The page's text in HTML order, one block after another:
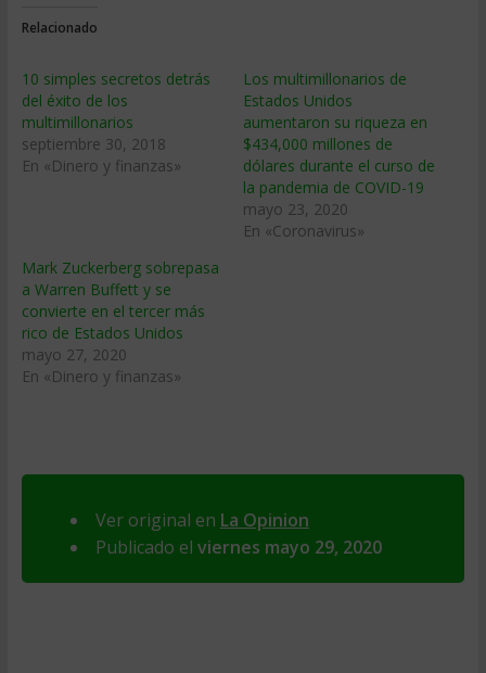
Relacionado
10 simples secretos detrás
del éxito de los
multimillonarios
septiembre 30, 2018
En «Dinero y finanzas»
Los multimillonarios de
Estados Unidos
aumentaron su riqueza en
$434,000 millones de
dólares durante el curso de
la pandemia de COVID-19
mayo 23, 2020
En «Coronavirus»
Mark Zuckerberg sobrepasa
a Warren Buffett y se
convierte en el tercer más
rico de Estados Unidos
mayo 27, 2020
En «Dinero y finanzas»
Ver original en La Opinion
Publicado el viernes mayo 29, 2020